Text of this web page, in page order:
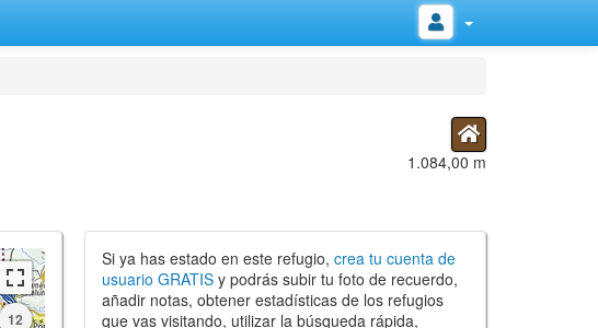
1.084,00 m
12
Si ya has estado en este refugio,crea tu cuenta de
usuario GRATIS y podrás subir tu foto de recuerdo,
añadir notas, obtener estadísticas de los refugios
que vas visitando, utilizar la búsqueda rápida,